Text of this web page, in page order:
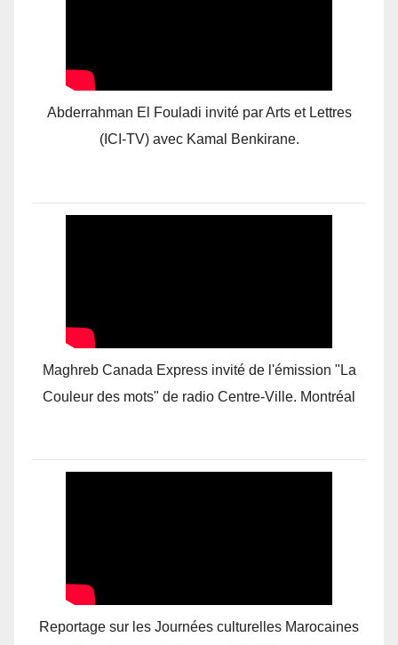
Abderrahman El Fouladi invité par Arts et Lettres
(ICI-TV) avec Kamal Benkirane.
Maghreb Canada Express invité de l'émission "La
Couleur des mots" de radio Centre-Ville. Montréal
Reportage sur les Journées culturelles Marocaines